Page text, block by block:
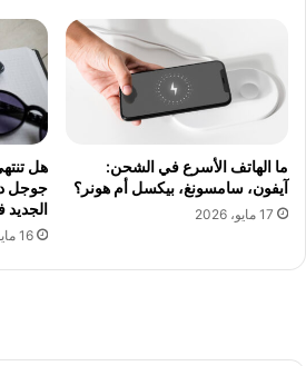
ما الهاتف الأسرع في الشحن:
آيفون، سامسونغ، بيكسل أم هونر؟
17 مايو، 2026
جوجل
الجديد
16 مايو، 2026